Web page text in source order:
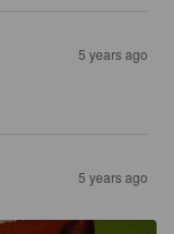
5 years ago
5 years ago